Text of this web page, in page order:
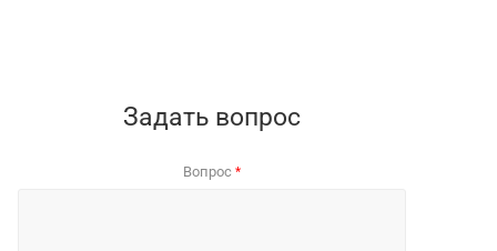
Задать вопрос
Вопрос *